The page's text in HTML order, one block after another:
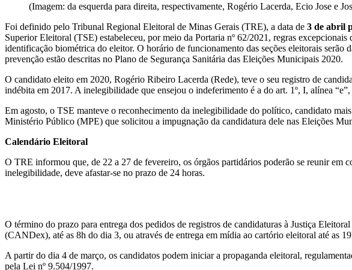
(Imagem: da esquerda para direita, respectivamente, Rogério Lacerda, Ecio Jose e
Foi definido pelo Tribunal Regional Eleitoral de Minas Gerais (TRE), a data de 3 de abril
Superior Eleitoral (TSE) estabeleceu, por meio da Portaria nº 62/2021, regras
identificação biométrica do eleitor. O horário de funcionamento das seções eleitorais serão
prevenção estão descritas no Plano de Segurança Sanitária das Eleições Municipais 2020.
O candidato eleito em 2020, Rogério Ribeiro Lacerda (Rede), teve o seu registro de
indébita em 2017. A inelegibilidade que ensejou o indeferimento é a do art. 1º, I, alínea
Em agosto, o TSE manteve o reconhecimento da inelegibilidade do político, candidato
Ministério Público (MPE) que solicitou a impugnação da candidatura dele nas Eleições
Calendário Eleitoral
O TRE informou que, de 22 a 27 de fevereiro, os órgãos partidários poderão se reunir em
inelegibilidade, deve afastar-se no prazo de 24 horas.
O término do prazo para entrega dos pedidos de registros de candidaturas à Justiça
(CANDex), até as 8h do dia 3, ou através de entrega em mídia ao cartório eleitoral até as
A partir do dia 4 de março, os candidatos podem iniciar a propaganda eleitoral,
pela Lei nº 9.504/1997.